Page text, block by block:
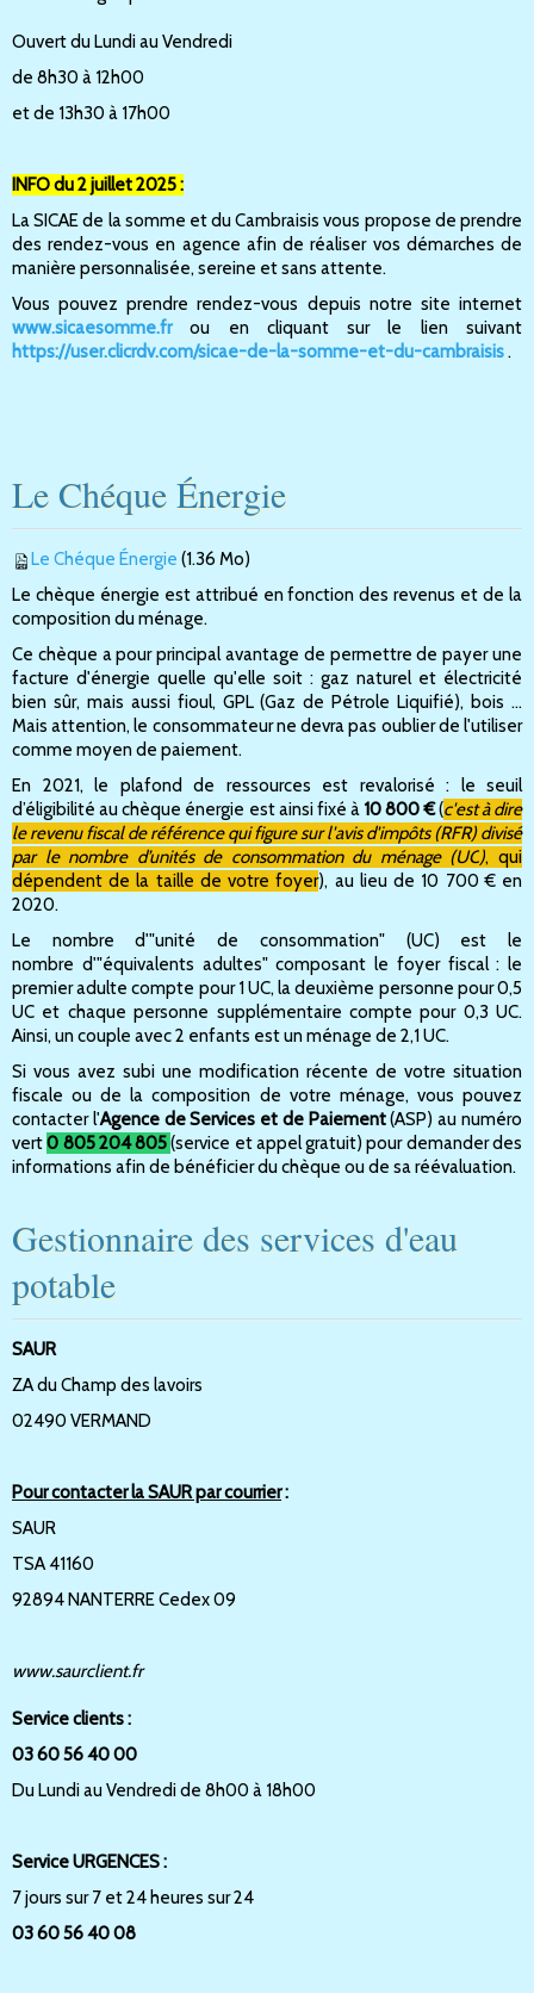
Ouvert du Lundi au Vendredi
de 8h30 à 12h00
et de 13h30 à 17h00
INFO du 2 juillet 2025 :
La SICAE de la somme et du Cambraisis vous propose de prendre
des rendez-vous en agence afin de réaliser vos démarches de
manière personnalisée, sereine et sans attente.
Vous pouvez prendre rendez-vous depuis notre site internet
www.sicaesomme.frou en cliquant sur le lien suivant
https://user.clicrdv.com/sicae-de-la-somme-et-du-cambraisis.
Le Chéque Énergie
Le Chéque Énergie (1.36 Mo)
Le chèque énergie est attribué en fonction des revenus et de la
composition du ménage.
Ce chèque a pour principal avantage de permettre de payer une
facture d'énergie quelle qu'elle soit : gaz naturel et électricité
bien sûr, mais aussi fioul, GPL (Gaz de Pétrole Liquifié), bois ...
Mais attention, le consommateur ne devra pas oublier de l'utiliser
comme moyen de paiement.
En 2021, le plafond de ressources est revalorisé : le seuil
d’éligibilité au chèque énergie est ainsi fixé à 10 800 €(c'est à dire
le revenu fiscal de référence qui figure sur l'avis d'impôts (RFR) divisé
par le nombre d’unités de consommation du ménage (UC), qui
dépendent de la taille de votre foyer), au lieu de 10 700 € en
2020.
Le nombre d'"unité de consommation" (UC) est le
nombre d'"équivalents adultes" composant le foyer fiscal : le
premier adulte compte pour 1 UC, la deuxième personne pour 0,5
UC et chaque personne supplémentaire compte pour 0,3 UC.
Ainsi, un couple avec 2 enfants est un ménage de 2,1 UC.
Si vous avez subi une modification récente de votre situation
fiscale ou de la composition de votre ménage, vous pouvez
contacter l'Agence de Services et de Paiement(ASP) au numéro
vert0 805 204 805(service et appel gratuit) pour demander des
informations afin de bénéficier du chèque ou de sa réévaluation.
Gestionnaire des services d'eau
potable
SAUR
ZA du Champ des lavoirs
02490 VERMAND
Pour contacter la SAUR par courrier:
SAUR
TSA 41160
92894 NANTERRE Cedex 09
www.saurclient.fr
Service clients :
03 60 56 40 00
Du Lundi au Vendredi de 8h00 à 18h00
Service URGENCES :
7 jours sur 7 et 24 heures sur 24
03 60 56 40 08